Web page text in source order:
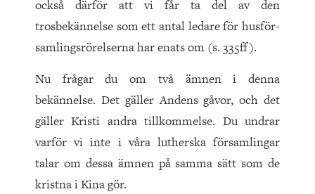
också därför att vi får ta del av den
trosbekännelse som ett antal ledare för husför­
samlings­rörelserna har enats om (s. 335ff).
Nu frågar du om två ämnen i denna
bekännelse. Det gäller Andens gåvor, och det
gäller Kristi andra tillkommelse. Du undrar
varför vi inte i våra lutherska församlingar
talar om dessa ämnen på samma sätt som de
kristna i Kina gör.